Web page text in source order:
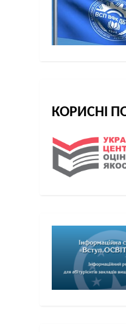
КОРИСНІ